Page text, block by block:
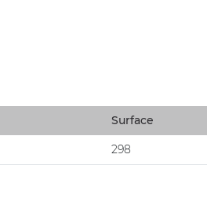
Surface
298